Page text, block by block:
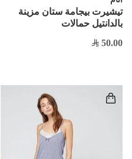
تيشيرت بيجامة ستان مزينة
بالدانتيل حمالات
50.00